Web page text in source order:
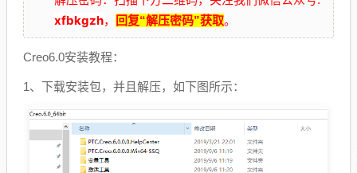
xfbkgzh， 回复“解压密码”获取。
Creo6.0安装教程：
1、下载安装包，并且解压，如下图所示：